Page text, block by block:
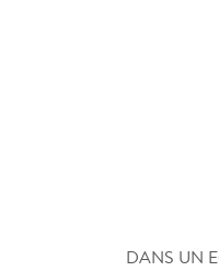
DANS UN